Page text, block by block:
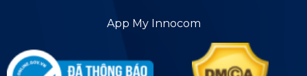
App My Innocom